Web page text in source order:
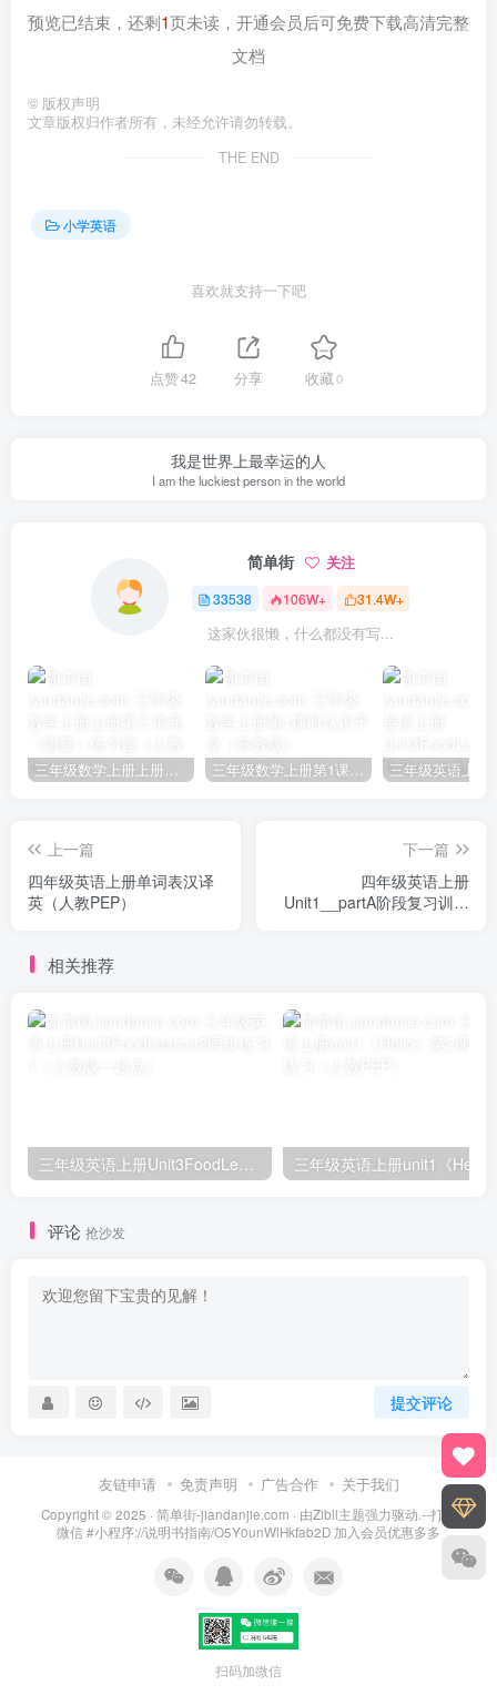
预览已结束，还剩1页未读，开通会员后可免费下载高清完整
文档
© 版权声明
文章版权归作者所有，未经允许请勿转载。
THE END
小学英语
喜欢就支持一下吧
点赞42 分享 收藏0
我是世界上最幸运的人
I am the luckiest person in the world
简单街 关注
33538 106W+ 31.4W+
这家伙很懒，什么都没有写...
上一篇
四年级英语上册单词表汉译
英（人教PEP）
下一篇
四年级英语上册
Unit1__partA阶段复习训练
相关推荐
评论 抢沙发
提交评论
友链申请 免责声明 广告合作 关于我们
Copyright © 2025 · 简单街-jiandanjie.com · 由Zibll主题强力驱动.--打开
微信 #小程序://说明书指南/O5Y0unWlHkfab2D 加入会员优惠多多
扫码加微信